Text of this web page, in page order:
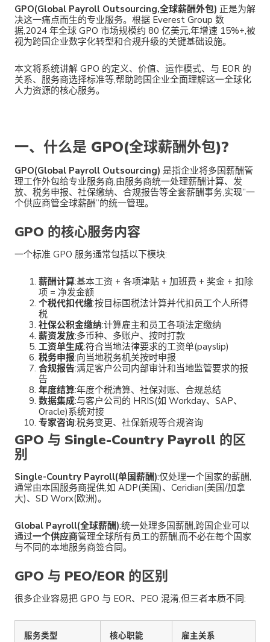
GPO(Global Payroll Outsourcing,全球薪酬外包) 正是为解
决这一痛点而生的专业服务。根据 Everest Group 数
据,2024 年全球 GPO 市场规模约 80 亿美元,年增速 15%+,被
视为跨国企业数字化转型和合规升级的关键基础设施。
本文将系统讲解 GPO 的定义、价值、运作模式、与 EOR 的
关系、服务商选择标准等,帮助跨国企业全面理解这一全球化
人力资源的核心服务。
一、什么是 GPO(全球薪酬外包)?
GPO(Global Payroll Outsourcing) 是指企业将多国薪酬管
理工作外包给专业服务商,由服务商统一处理薪酬计算、发
放、税务申报、社保缴纳、合规报告等全套薪酬事务,实现”一
个供应商管全球薪酬”的统一管理。
GPO 的核心服务内容
一个标准 GPO 服务通常包括以下模块:
薪酬计算:基本工资 + 各项津贴 + 加班费 + 奖金 + 扣除
项 = 净发金额
个税代扣代缴:按目标国税法计算并代扣员工个人所得
税
社保公积金缴纳:计算雇主和员工各项法定缴纳
薪资发放:多币种、多账户、按时打款
工资单生成:符合当地法律要求的工资单(payslip)
税务申报:向当地税务机关按时申报
合规报告:满足客户公司内部审计和当地监管要求的报
告
年度结算:年度个税清算、社保对账、合规总结
数据集成:与客户公司的 HRIS(如 Workday、SAP、
Oracle)系统对接
专家咨询:税务变更、社保新规等合规咨询
GPO 与 Single-Country Payroll 的区
别
Single-Country Payroll(单国薪酬):仅处理一个国家的薪酬,
通常由本国服务商提供,如 ADP(美国)、Ceridian(美国/加拿
大)、SD Worx(欧洲)。
Global Payroll(全球薪酬):统一处理多国薪酬,跨国企业可以
通过一个供应商管理全球所有员工的薪酬,而不必在每个国家
与不同的本地服务商签合同。
GPO 与 PEO/EOR 的区别
很多企业容易把 GPO 与 EOR、PEO 混淆,但三者本质不同:
服务类型 核心职能 雇主关系